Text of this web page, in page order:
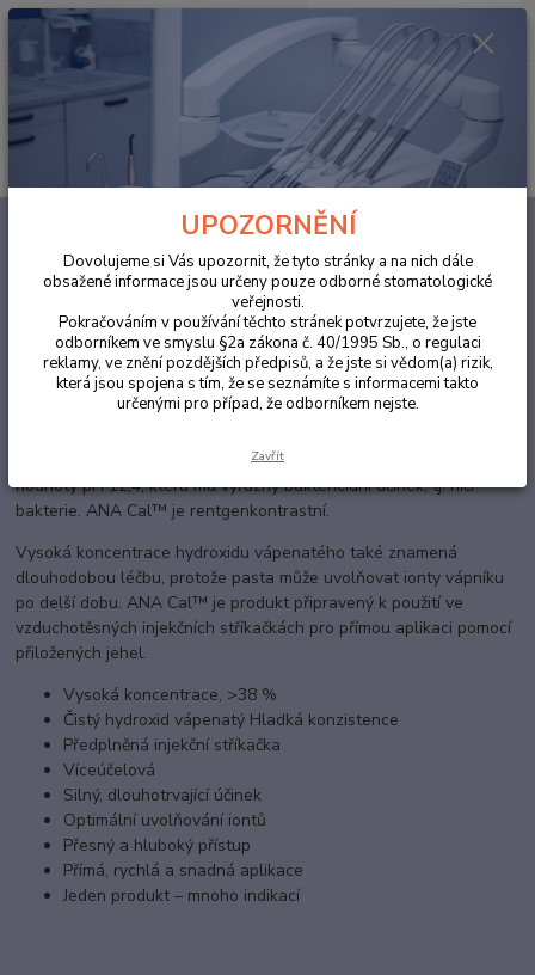
Hledat
za 0,00 Kč
ANA Cal ™
ANA Cal ™
13.01.2026
™ poskytuje vysokou koncentraci hydroxylových iontů
zachování hladké konzistence. Tyto iontové ionty dosahují vysoké
hodnoty pH 12,4, která má výrazný baktericidní účinek, tj. ničí
bakterie. ANA Cal™ je rentgenkontrastní.
Vysoká koncentrace hydroxidu vápenatého také znamená
dlouhodobou léčbu, protože pasta může uvolňovat ionty vápníku
po delší dobu. ANA Cal™ je produkt připravený k použití ve
vzduchotěsných injekčních stříkačkách pro přímou aplikaci pomocí
přiložených jehel.
Vysoká koncentrace, >38 %
Čistý hydroxid vápenatý Hladká konzistence
Předplněná injekční stříkačka
Víceúčelová
Silný, dlouhotrvající účinek
Optimální uvolňování iontů
Přesný a hluboký přístup
Přímá, rychlá a snadná aplikace
Jeden produkt – mnoho indikací
UPOZORNĚNÍ
Dovolujeme si Vás upozornit, že tyto stránky a na nich dále
obsažené informace jsou určeny pouze odborné stomatologické
veřejnosti.
Pokračováním v používání těchto stránek potvrzujete, že jste
odborníkem ve smyslu §2a zákona č. 40/1995 Sb., o regulaci
reklamy, ve znění pozdějších předpisů, a že jste si vědom(a) rizik,
která jsou spojena s tím, že se seznámíte s informacemi takto
určenými pro případ, že odborníkem nejste.
Zavřít